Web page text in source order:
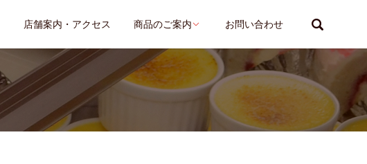
店舗案内・アクセス 商品のご案内 お問い合わせ